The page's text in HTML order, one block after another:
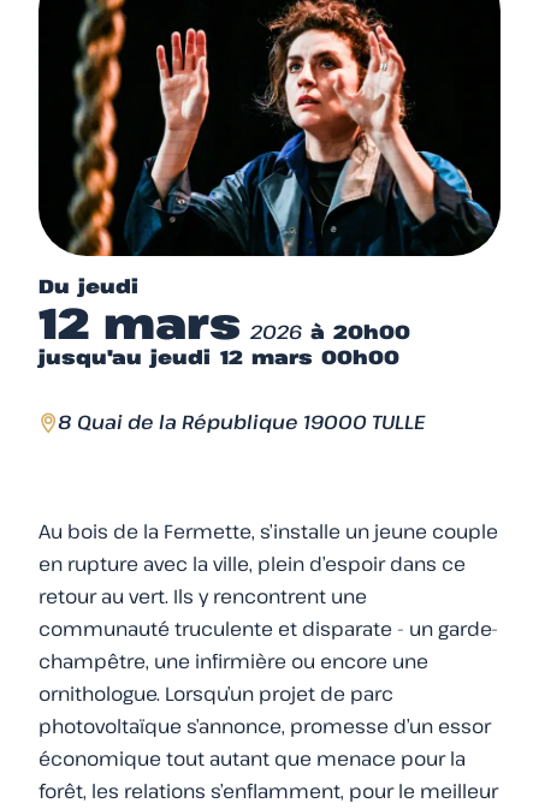
Du jeudi
12 mars 2026 à 20h00
jusqu'au jeudi 12 mars 00h00
8 Quai de la République 19000 TULLE
Au bois de la Fermette, s’installe un jeune couple
en rupture avec la ville, plein d’espoir dans ce
retour au vert. Ils y rencontrent une
communauté truculente et disparate - un garde-
champêtre, une infirmière ou encore une
ornithologue. Lorsqu’un projet de parc
photovoltaïque s’annonce, promesse d’un essor
économique tout autant que menace pour la
forêt, les relations s’enflamment, pour le meilleur